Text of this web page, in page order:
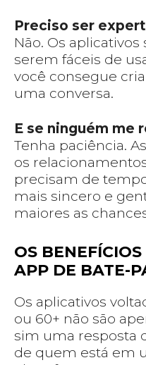
Preciso ser
Não. Os
serem fáceis de
você consegue
uma conversa.
E se ninguém me
Tenha paciência.
os
precisam de
mais sincero e
maiores as
OS
APP DE BATE-
Os aplicativos
ou 60+ não são
sim uma resposta
de quem está em